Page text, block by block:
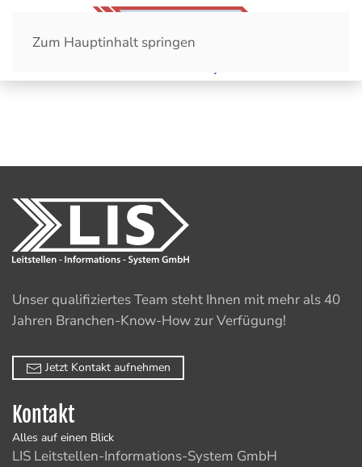
Zum Hauptinhalt springen
Unser qualifiziertes Team steht Ihnen mit mehr als 40
Jahren Branchen-Know-How zur Verfügung!
Jetzt Kontakt aufnehmen
Kontakt
Alles auf einen Blick
LIS Leitstellen-Informations-System GmbH